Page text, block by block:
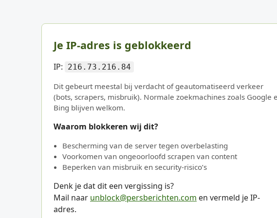
Je IP-adres is geblokkeerd
IP: 216.73.216.84
Dit gebeurt meestal bij verdacht of geautomatiseerd verkeer
(bots, scrapers, misbruik). Normale zoekmachines zoals Google
Bing blijven welkom.
Waarom blokkeren wij dit?
Bescherming van de server tegen overbelasting
Voorkomen van ongeoorloofd scrapen van content
Beperken van misbruik en security-risico’s
Denk je dat dit een vergissing is?
Mail naar unblock@persberichten.com en vermeld je IP-
adres.